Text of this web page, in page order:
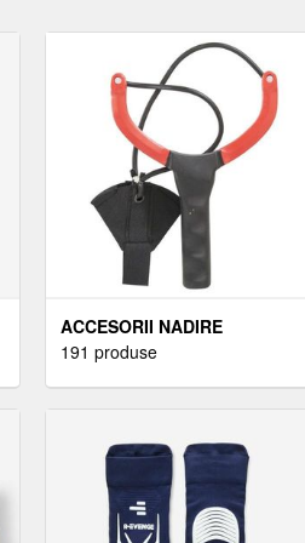
ACCESORII NADIRE
191 produse